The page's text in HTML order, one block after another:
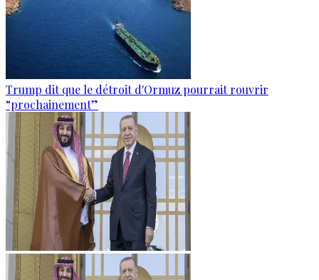
Trump dit que le détroit d'Ormuz pourrait rouvrir
“prochainement”